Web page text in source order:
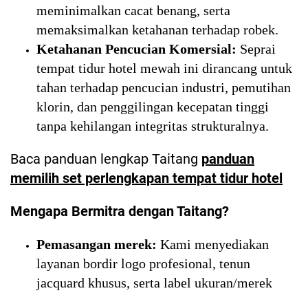
meminimalkan cacat benang, serta
memaksimalkan ketahanan terhadap robek.
Ketahanan Pencucian Komersial: Seprai
tempat tidur hotel mewah ini dirancang untuk
tahan terhadap pencucian industri, pemutihan
klorin, dan penggilingan kecepatan tinggi
tanpa kehilangan integritas strukturalnya.
Baca panduan lengkap Taitang panduan
memilih set perlengkapan tempat tidur hotel
Mengapa Bermitra dengan Taitang?
Pemasangan merek: Kami menyediakan
layanan bordir logo profesional, tenun
jacquard khusus, serta label ukuran/merek